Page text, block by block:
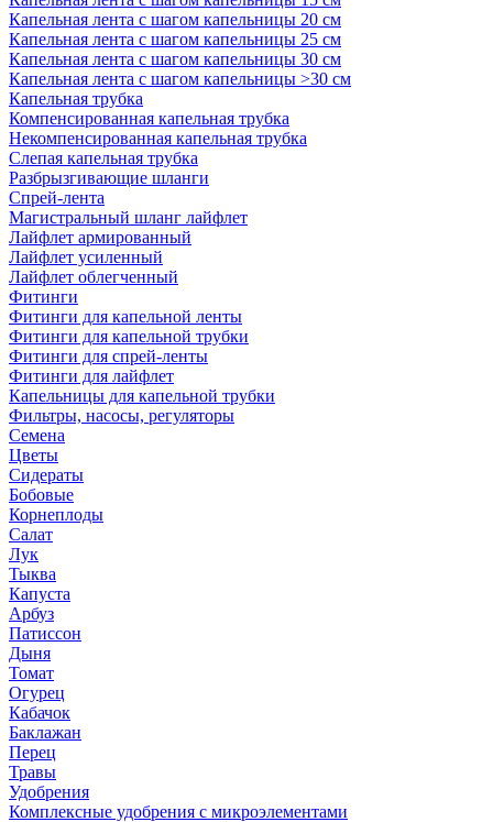
Капельная лента с шагом капельницы 20 см
Капельная лента с шагом капельницы 25 см
Капельная лента с шагом капельницы 30 см
Капельная лента с шагом капельницы >30 см
Капельная трубка
Компенсированная капельная трубка
Некомпенсированная капельная трубка
Слепая капельная трубка
Разбрызгивающие шланги
Спрей-лента
Магистральный шланг лайфлет
Лайфлет армированный
Лайфлет усиленный
Лайфлет облегченный
Фитинги
Фитинги для капельной ленты
Фитинги для капельной трубки
Фитинги для спрей-ленты
Фитинги для лайфлет
Капельницы для капельной трубки
Фильтры, насосы, регуляторы
Семена
Цветы
Сидераты
Бобовые
Корнеплоды
Салат
Лук
Тыква
Капуста
Арбуз
Патиссон
Дыня
Томат
Огурец
Кабачок
Баклажан
Перец
Травы
Удобрения
Комплексные удобрения с микроэлементами